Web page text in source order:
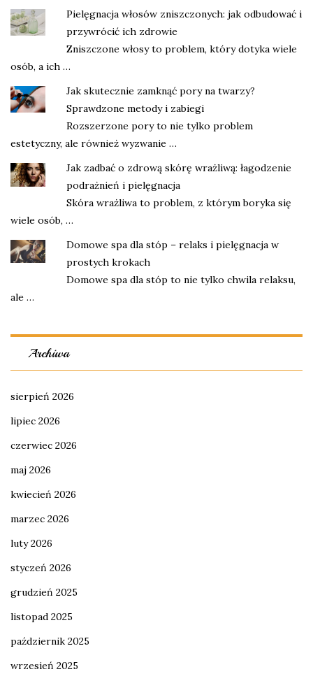
Pielęgnacja włosów zniszczonych: jak odbudować i
przywrócić ich zdrowie
Zniszczone włosy to problem, który dotyka wiele
osób, a ich …
Jak skutecznie zamknąć pory na twarzy?
Sprawdzone metody i zabiegi
Rozszerzone pory to nie tylko problem
estetyczny, ale również wyzwanie …
Jak zadbać o zdrową skórę wrażliwą: łagodzenie
podrażnień i pielęgnacja
Skóra wrażliwa to problem, z którym boryka się
wiele osób, …
Domowe spa dla stóp – relaks i pielęgnacja w
prostych krokach
Domowe spa dla stóp to nie tylko chwila relaksu,
ale …
Archiwa
sierpień 2026
lipiec 2026
czerwiec 2026
maj 2026
kwiecień 2026
marzec 2026
luty 2026
styczeń 2026
grudzień 2025
listopad 2025
październik 2025
wrzesień 2025